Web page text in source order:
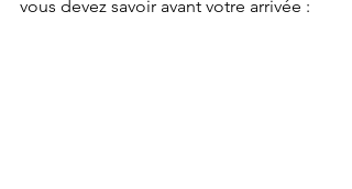
vous devez savoir avant votre arrivée :